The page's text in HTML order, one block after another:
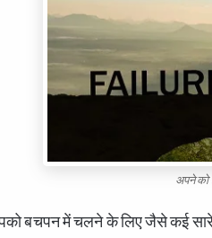
अपने
बचपन में चलने के लिए जैसे कई सारे